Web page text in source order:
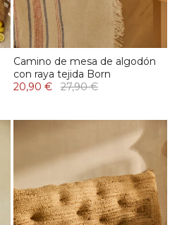
Camino de mesa de algodón
con raya tejida Born
20,90 €
27,90 €